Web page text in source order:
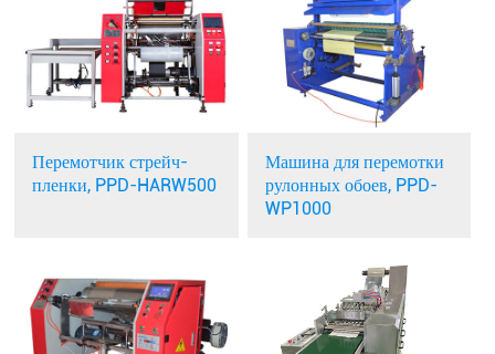
Перемотчик стрейч-
пленки, PPD-HARW500
Машина для перемотки
рулонных обоев, PPD-
WP1000